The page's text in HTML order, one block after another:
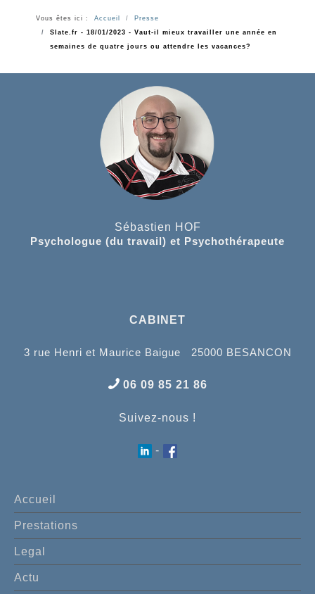
Vous êtes ici : Accueil
Presse
Slate.fr - 18/01/2023 - Vaut-il mieux travailler une année en
semaines de quatre jours ou attendre les vacances?
Sébastien HOF
Psychologue (du travail) et Psychothérapeute
CABINET
3 rue Henri et Maurice Baigue 25000 BESANCON
06 09 85 21 86
Suivez-nous !
-
Accueil
Prestations
Legal
Actu